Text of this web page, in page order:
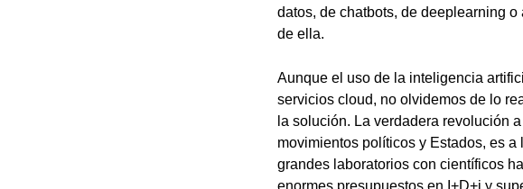
datos, de chatbots, de deeplearning
de ella.
Aunque el uso de la inteligencia
servicios cloud, no olvidemos de lo
la solución. La verdadera revolución
movimientos políticos y Estados, es
grandes laboratorios con científicos